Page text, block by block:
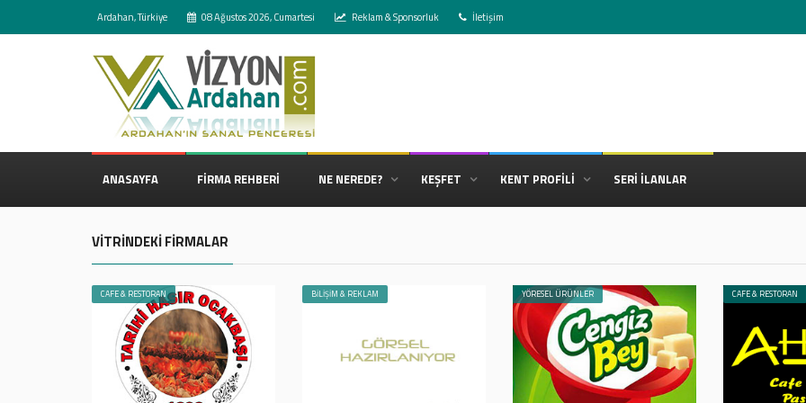
Ardahan, Türkiye 08 Ağustos 2026, Cumartesi Reklam & Sponsorluk İletişim
ANASAYFA FİRMA REHBERİ NE NEREDE? KEŞFET KENT PROFİLİ SERİ İLANLAR
VİTRİNDEKİ FİRMALAR
CAFE & RESTORAN BİLİŞİM & REKLAM YÖRESEL ÜRÜNLER CAFE & RESTORAN